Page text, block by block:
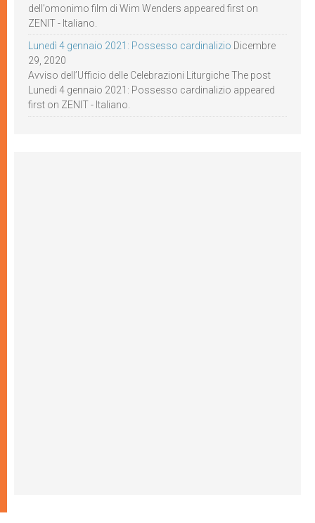
dell’omonimo film di Wim Wenders appeared first on
ZENIT - Italiano.
Lunedì 4 gennaio 2021: Possesso cardinalizio Dicembre
29, 2020
Avviso dell’Ufficio delle Celebrazioni Liturgiche The post
Lunedì 4 gennaio 2021: Possesso cardinalizio appeared
first on ZENIT - Italiano.